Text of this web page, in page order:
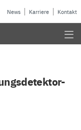
News Karriere Kontakt